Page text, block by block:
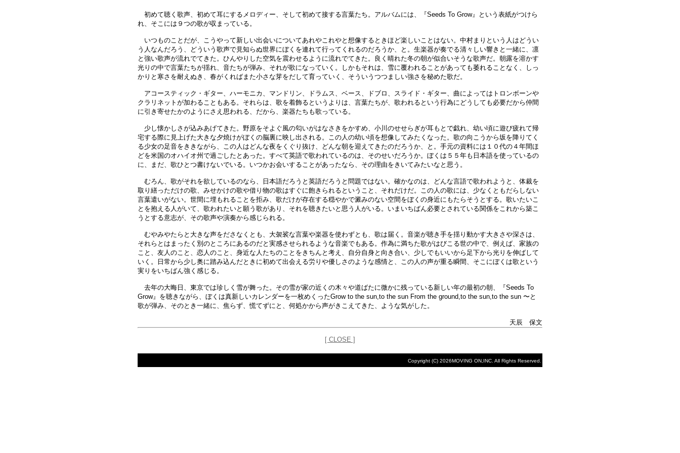
初めて聴く歌声、初めて耳にするメロディー、そして初めて接する言葉たち。アルバムには、『Seeds To Grow』という表紙がつけら
れ、そこには９つの歌が収まっている。
いつものことだが、こうやって新しい出会いについてあれやこれやと想像するときほど楽しいことはない。中村まりという人はどうい
う人なんだろう、どういう歌声で見知らぬ世界にぼくを連れて行ってくれるのだろうか、と。生楽器が奏でる清々しい響きと一緒に、凛
と強い歌声が流れでてきた。ひんやりした空気を震わせるように流れでてきた。良く晴れた冬の朝が似合いそうな歌声だ。朝露を溶かす
光りの中で言葉たちが揺れ、音たちが弾み、それが歌になっていく。しかもそれは、雪に覆われることがあっても萎れることなく、しっ
かりと寒さを耐えぬき、春がくればまた小さな芽をだして育っていく、そういうつつましい強さを秘めた歌だ。
アコースティック・ギター、ハーモニカ、マンドリン、ドラムス、ベース、ドブロ、スライド・ギター、曲によってはトロンボーンや
クラリネットが加わることもある。それらは、歌を着飾るというよりは、言葉たちが、歌われるという行為にどうしても必要だから仲間
に引き寄せたかのようにさえ思われる、だから、楽器たちも歌っている。
少し懐かしさが込みあげてきた。野原をそよぐ風の匂いがはなさきをかすめ、小川のせせらぎが耳もとで戯れ、幼い頃に遊び疲れて帰
宅する際に見上げた大きな夕焼けがぼくの脳裏に映し出される。この人の幼い頃を想像してみたくなった。歌の向こうから坂を降りてく
る少女の足音をききながら、この人はどんな夜をくぐり抜け、どんな朝を迎えてきたのだろうか、と。手元の資料には１０代の４年間ほ
どを米国のオハイオ州で過ごしたとあった。すべて英語で歌われているのは、そのせいだろうか。ぼくは５５年も日本語を使っているの
に、まだ、歌ひとつ書けないでいる。いつかお会いすることがあったなら、その理由をきいてみたいなと思う。
むろん、歌がそれを欲しているのなら、日本語だろうと英語だろうと問題ではない。確かなのは、どんな言語で歌われようと、体裁を
取り繕っただけの歌、みせかけの歌や借り物の歌はすぐに飽きられるということ、それだけだ。この人の歌には、少なくともだらしない
言葉遣いがない。世間に埋もれることを拒み、歌だけが存在する穏やかで澱みのない空間をぼくの身近にもたらそうとする。歌いたいこ
とを抱える人がいて、歌われたいと願う歌があり、それを聴きたいと思う人がいる。いまいちばん必要とされている関係をこれから築こ
うとする意志が、その歌声や演奏から感じられる。
むやみやたらと大きな声をださなくとも、大袈裟な言葉や楽器を使わずとも、歌は届く。音楽が聴き手を揺り動かす大きさや深さは、
それらとはまったく別のところにあるのだと実感させられるような音楽でもある。作為に満ちた歌がはびこる世の中で、例えば、家族の
こと、友人のこと、恋人のこと、身近な人たちのことをきちんと考え、自分自身と向き合い、少しでもいいから足下から光りを伸ばして
いく。日常から少し奥に踏み込んだときに初めて出会える労りや優しさのような感情と、この人の声が重る瞬間、そこにぼくは歌という
実りをいちばん強く感じる。
去年の大晦日、東京では珍しく雪が舞った。その雪が家の近くの木々や道ばたに微かに残っている新しい年の最初の朝、『Seeds To
Grow』を聴きながら、ぼくは真新しいカレンダーを一枚めくったGrow to the sun,to the sun From the ground,to the sun,to the sun 〜と
歌が弾み、そのとき一緒に、焦らず、慌てずにと、何処かから声がきこえてきた、ような気がした。
天辰 保文
[ CLOSE ]
Copyright (C) 2026MOVING ON,INC. All Rights Reserved.